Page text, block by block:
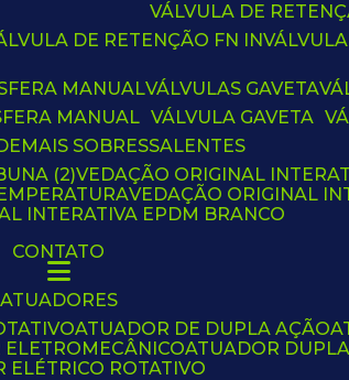
VÁLVULA DE
DE RETENÇÃO FN IN
MANUAL
MANUAL
VÁLVULAS GAVETA
VÁLVULA GAVETA
SOBRESSALENTES
(2)
VEDAÇÃO ORIGINAL
VEDAÇÃO ORIGINAL
INTERATIVA EPDM BRANCO
CONTATO
ATUADORES
ATUADOR DE DUPLA AÇÃO
ELETROMECÂNICO ATUADOR
ELÉTRICO ROTATIVO